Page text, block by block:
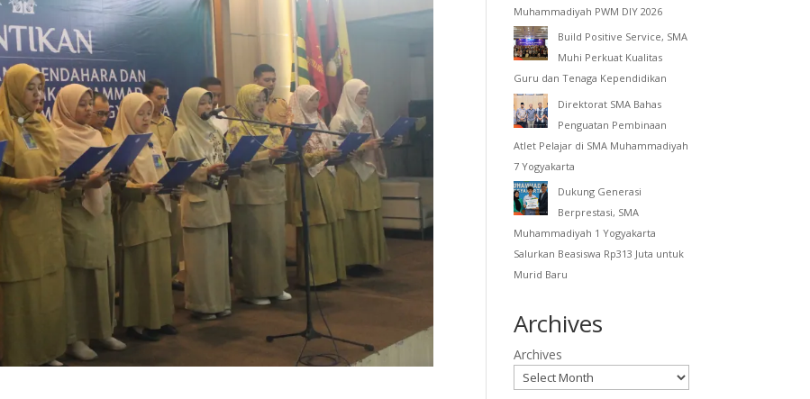
Muhammadiyah PWM DIY 2026
Build Positive Service, SMA
Muhi Perkuat Kualitas
Guru dan Tenaga Kependidikan
Direktorat SMA Bahas
Penguatan Pembinaan
Atlet Pelajar di SMA Muhammadiyah
7 Yogyakarta
Dukung Generasi
Berprestasi, SMA
Muhammadiyah 1 Yogyakarta
Salurkan Beasiswa Rp313 Juta untuk
Murid Baru
Archives
Archives